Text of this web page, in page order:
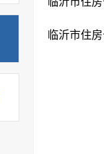
临沂市住